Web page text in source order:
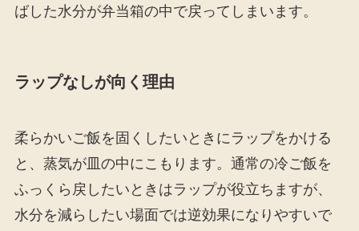
ばした水分が弁当箱の中で戻ってしまいます。
ラップなしが向く理由
柔らかいご飯を固くしたいときにラップをかける
と、蒸気が皿の中にこもります。通常の冷ご飯を
ふっくら戻したいときはラップが役立ちますが、
水分を減らしたい場面では逆効果になりやすいで